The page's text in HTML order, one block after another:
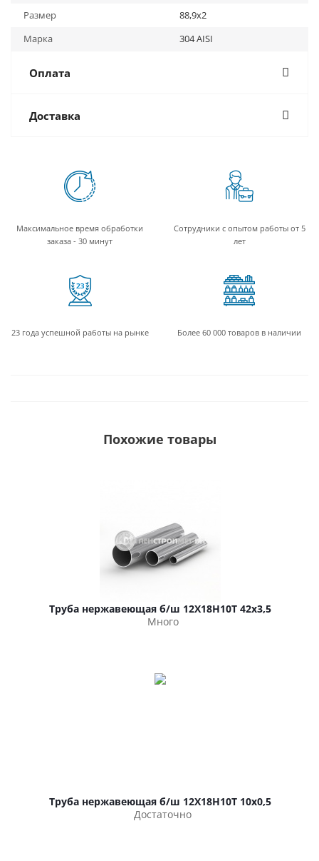
Размер
88,9х2
Марка
304 AISI
Оплата
Доставка
Максимальное время обработки
заказа - 30 минут
Сотрудники с опытом работы от 5
лет
23 года успешной работы на рынке Более 60 000 товаров в наличии
Похожие товары
Труба нержавеющая б/ш 12Х18Н10Т 42х3,5
Много
Труба нержавеющая б/ш 12Х18Н10Т 10х0,5
Достаточно